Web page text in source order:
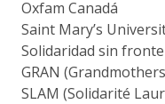
Oxfam Canadá
Saint Mary’s
Solidaridad sin
GRAN
SLAM (Solidarité